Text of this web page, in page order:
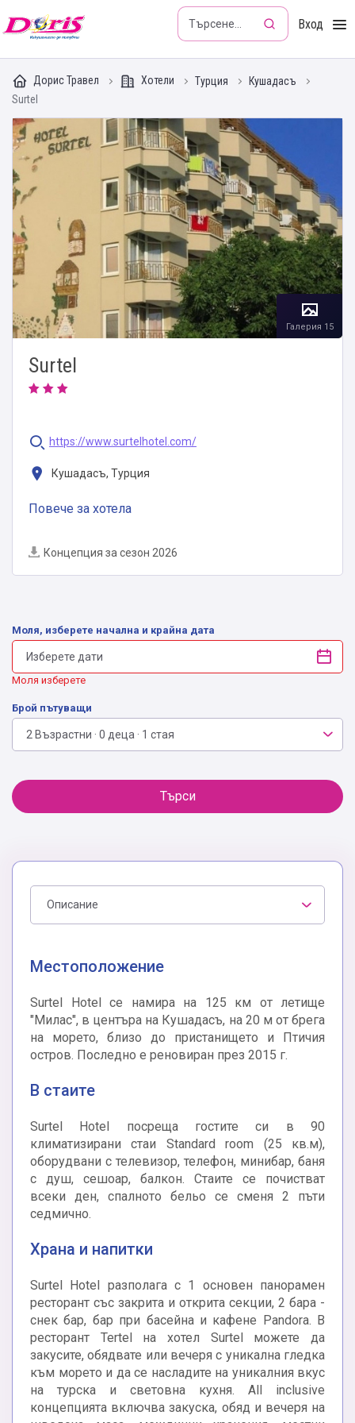
Doris - Изкушението да пътуваш Вход
Дорис Травел Хотели Турция
Кушадасъ
Surtel
Surtel
https://www.surtelhotel.com/
Кушадасъ, Турция
Повече за хотела
Концепция за сезон 2026
Галерия 15
Моля, изберете начална и крайна дата
Моля изберете
Брой пътуващи
2 Възрастни · 0 деца · 1 стая
Търси
Описание
Местоположение
Surtel Hotel се намира на 125 км от летище
"Милас", в центъра на Кушадасъ, на 20 м от брега
на морето, близо до пристанището и Птичия
остров. Последно е реновиран през 2015 г.
В стаите
Surtel Hotel посреща гостите си в 90
климатизирани стаи Standard room (25 кв.м),
оборудвани с телевизор, телефон, минибар, баня
с душ, сешоар, балкон. Стаите се почистват
всеки ден, спалното бельо се сменя 2 пъти
седмично.
Храна и напитки
Surtel Hotel разполага с 1 основен панорамен
ресторант със закрита и открита секции, 2 бара -
снек бар, бар при басейна и кафене Pandora. В
ресторант Tertel на хотел Surtel можете да
закусите, обядвате или вечеря с уникална гледка
към морето и да се насладите на уникалния вкус
на турска и световна кухня. All inclusive
концепцията включва закуска, обяд и вечеря на